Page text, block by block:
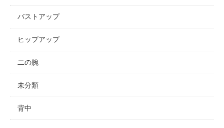
バストアップ
ヒップアップ
二の腕
未分類
背中